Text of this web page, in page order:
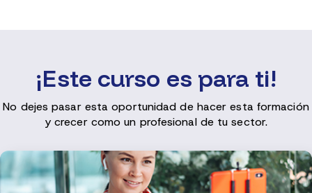
¡Este curso es para ti!
No dejes pasar esta oportunidad de hacer esta formación
y crecer como un profesional de tu sector.